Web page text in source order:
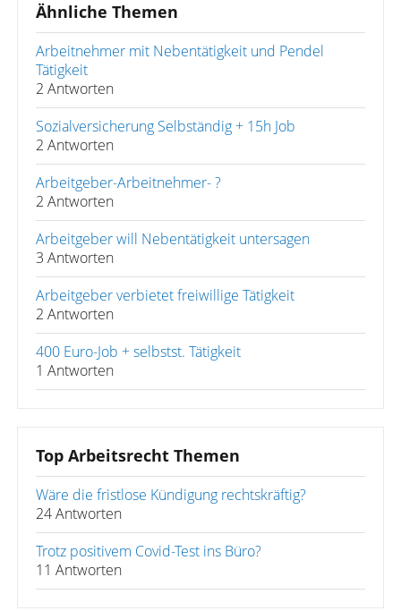
Ähnliche Themen
Arbeitnehmer mit Nebentätigkeit und Pendel
Tätigkeit
2 Antworten
Sozialversicherung Selbständig + 15h Job
2 Antworten
Arbeitgeber-Arbeitnehmer- ?
2 Antworten
Arbeitgeber will Nebentätigkeit untersagen
3 Antworten
Arbeitgeber verbietet freiwillige Tätigkeit
2 Antworten
400 Euro-Job + selbstst. Tätigkeit
1 Antworten
Top Arbeitsrecht Themen
Wäre die fristlose Kündigung rechtskräftig?
24 Antworten
Trotz positivem Covid-Test ins Büro?
11 Antworten